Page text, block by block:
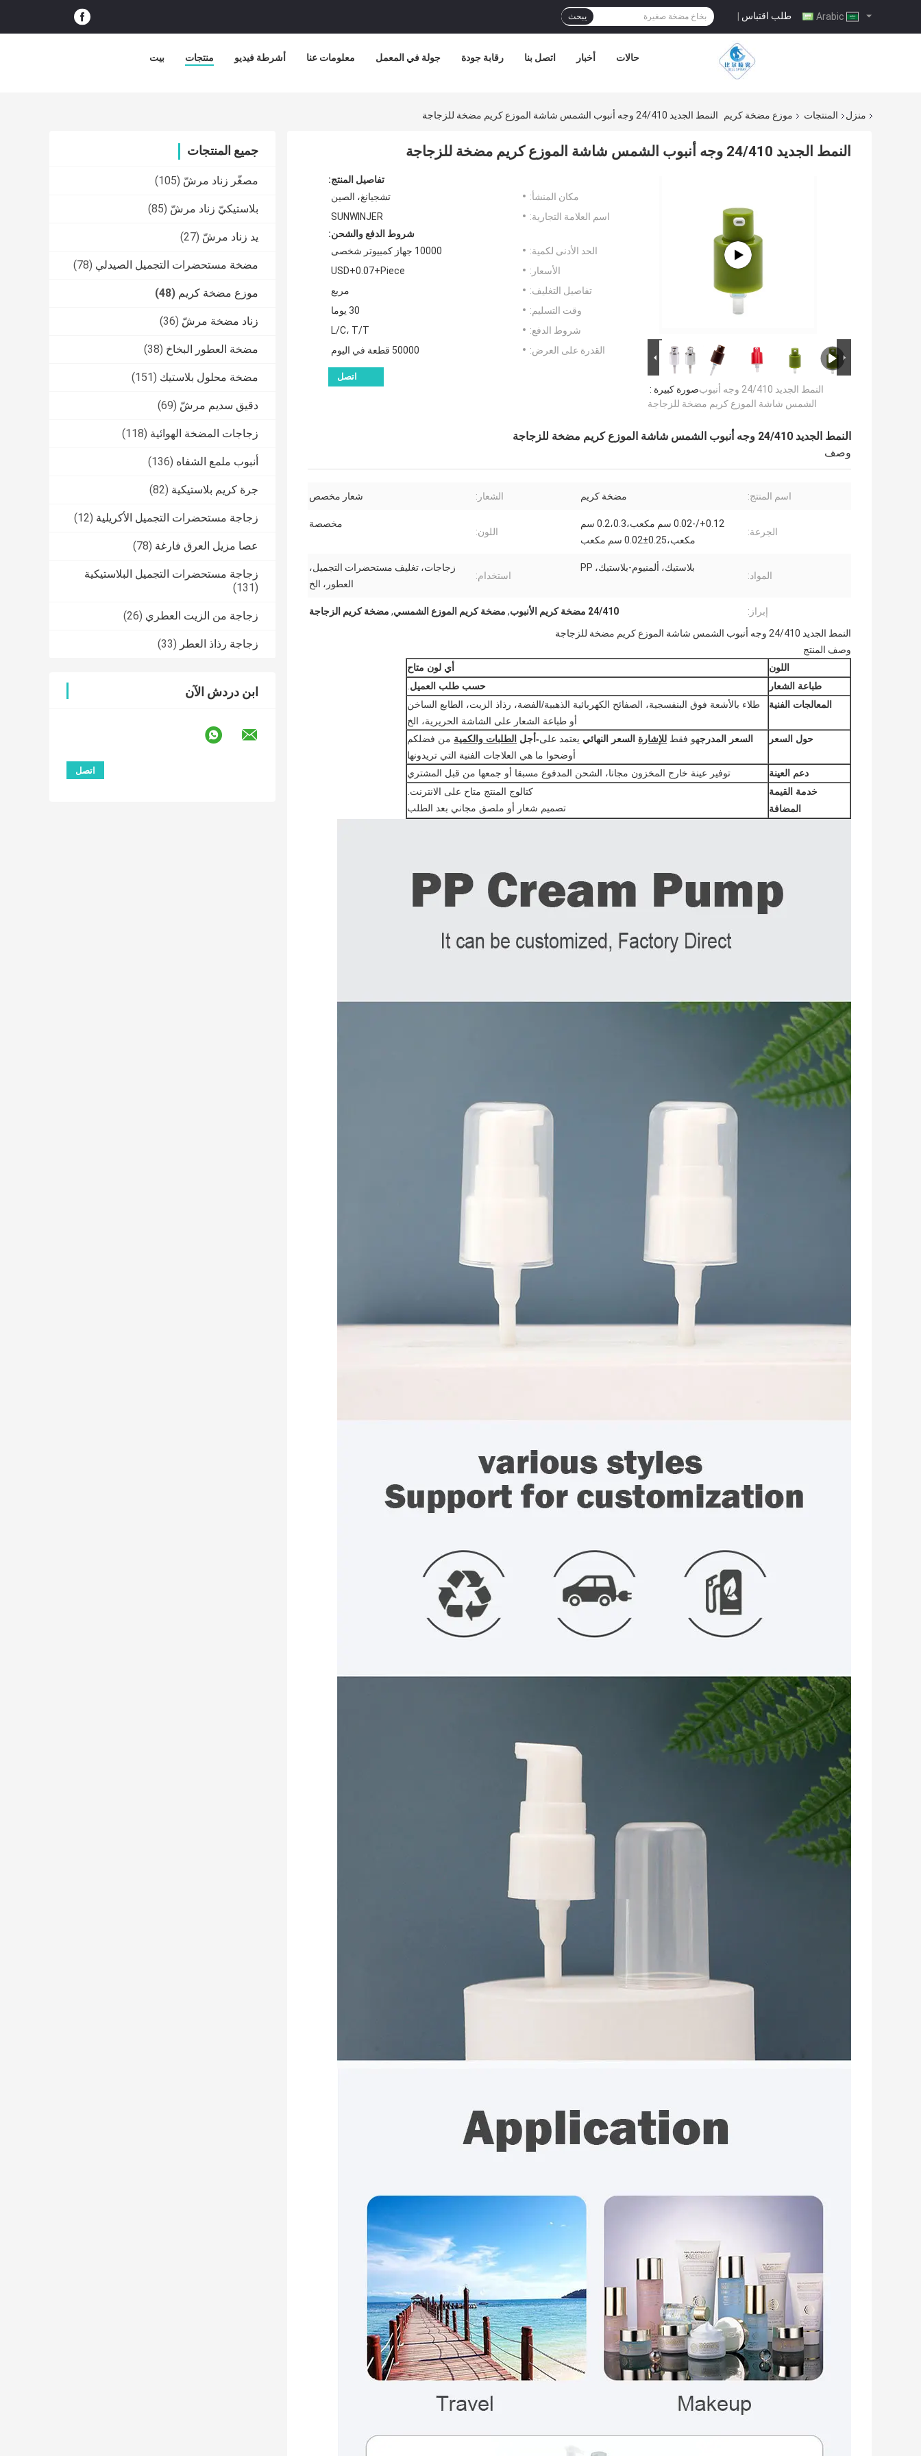
طلب اقتباس | يبحث
بيت منتجات أشرطة فيديو معلومات عنا جولة في المعمل رقابة جودة اتصل بنا أخبار حالات
منزل المنتجات موزع مضخة كريم النمط الجديد 24/410 وجه أنبوب الشمس شاشة الموزع كريم مضخة للزجاجة
جميع المنتجات
مصغّر زناد مرشّ (105)
بلاستيكيّ زناد مرشّ (85)
يد زناد مرشّ (27)
مضخة مستحضرات التجميل الصيدلي (78)
موزع مضخة كريم (48)
زناد مضخة مرشّ (36)
مضخة العطور البخاخ (38)
مضخة محلول بلاستيك (151)
دقيق سديم مرشّ (69)
زجاجات المضخة الهوائية (118)
أنبوب ملمع الشفاه (136)
جرة كريم بلاستيكية (82)
زجاجة مستحضرات التجميل الأكريلية (12)
عصا مزيل العرق فارغة (78)
زجاجة مستحضرات التجميل البلاستيكية
(131)
زجاجة من الزيت العطري (26)
زجاجة رذاذ العطر (33)
ابن دردش الآن
النمط الجديد 24/410 وجه أنبوب الشمس شاشة الموزع كريم مضخة للزجاجة
صورة كبيرة :النمط الجديد 24/410 وجه أنبوب
الشمس شاشة الموزع كريم مضخة للزجاجة
تفاصيل المنتج:
مكان المنشأ:
تشجيانغ، الصين
اسم العلامة التجارية:
SUNWINJER
شروط الدفع والشحن:
الحد الأدنى لكمية:
10000 جهاز كمبيوتر شخصى
الأسعار:
USD+0.07+Piece
تفاصيل التغليف:
مربع
وقت التسليم:
30 يوما
شروط الدفع:
L/C، T/T
القدرة على العرض:
50000 قطعة في اليوم
اتصل
النمط الجديد 24/410 وجه أنبوب الشمس شاشة الموزع كريم مضخة للزجاجة
وصف
اسم المنتج: مضخة كريم الشعار: شعار مخصص
الجرعة:
0.12+/-0.02 سم مكعب،0.2،0.3 سم
مكعب،0.25±0.02 سم مكعب
اللون:
مخصصة
المواد:
بلاستيك، ألمنيوم-بلاستيك، PP
استخدام:
زجاجات، تغليف مستحضرات التجميل،
العطور، الخ
إبراز: 24/410 مضخة كريم الأنبوب , مضخة كريم الموزع الشمسي, مضخة كريم الزجاجة
النمط الجديد 24/410 وجه أنبوب الشمس شاشة الموزع كريم مضخة للزجاجة
وصف المنتج
اللون أي لون متاح
طباعة الشعار حسب طلب العميل.
المعالجات الفنية
طلاء بالأشعة فوق البنفسجية، الصفائح الكهربائية الذهبية/الفضة، رذاذ الزيت، الطابع الساخن
أو طباعة الشعار على الشاشة الحريرية، الخ
حول السعر السعر المدرجهو فقط للإشارة السعر النهائي يعتمد على-أجل الطلبات والكمية من فضلكم
أوضحوا ما هي العلاجات الفنية التي تريدونها
دعم العينة توفير عينة خارج المخزون مجانا، الشحن المدفوع مسبقا أو جمعها من قبل المشتري
خدمة القيمة
المضافة
كتالوج المنتج متاح على الانترنت.
تصميم شعار أو ملصق مجاني بعد الطلب